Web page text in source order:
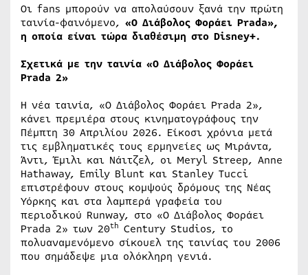
Οι fans μπορούν να απολαύσουν ξανά την πρώτη
ταινία-φαινόμενο, «Ο Διάβολος Φοράει Prada»,
η οποία είναι τώρα διαθέσιμη στο Disney+.
Σχετικά με την ταινία «Ο Διάβολος Φοράει
Prada 2»
Η νέα ταινία, «O Διάβολος Φοράει Prada 2»,
κάνει πρεμιέρα στους κινηματογράφους την
Πέμπτη 30 Απριλίου 2026. Είκοσι χρόνια μετά
τις εμβληματικές τους ερμηνείες ως Μιράντα,
Άντι, Έμιλι και Νάιτζελ, οι Meryl Streep, Anne
Hathaway, Emily Blunt και Stanley Tucci
επιστρέφουν στους κομψούς δρόμους της Νέας
Υόρκης και στα λαμπερά γραφεία του
περιοδικού Runway, στο «Ο Διάβολος Φοράει
Prada 2» των 20th Century Studios, το
πολυαναμενόμενο σίκουελ της ταινίας του 2006
που σημάδεψε μια ολόκληρη γενιά.